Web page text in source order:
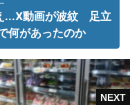
...X動画が波紋 足立
何があったのか